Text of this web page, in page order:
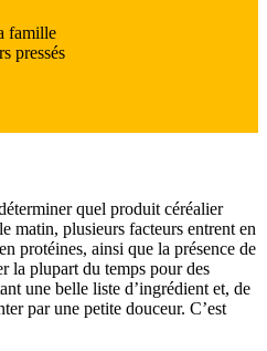
famille
pressés
quel produit céréalier
matin, plusieurs facteurs entrent en
protéines, ainsi que la présence de
la plupart du temps pour des
une belle liste d’ingrédient et, de
par une petite douceur. C’est